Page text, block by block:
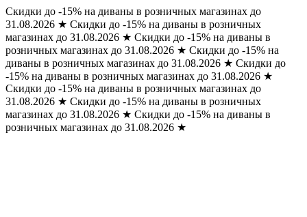
Скидки до -15% на диваны в розничных магазинах до
31.08.2026 ★ Скидки до -15% на диваны в розничных
магазинах до 31.08.2026 ★ Скидки до -15% на диваны в
розничных магазинах до 31.08.2026 ★ Скидки до -15% на
диваны в розничных магазинах до 31.08.2026 ★ Скидки до
-15% на диваны в розничных магазинах до 31.08.2026 ★
Скидки до -15% на диваны в розничных магазинах до
31.08.2026 ★ Скидки до -15% на диваны в розничных
магазинах до 31.08.2026 ★ Скидки до -15% на диваны в
розничных магазинах до 31.08.2026 ★